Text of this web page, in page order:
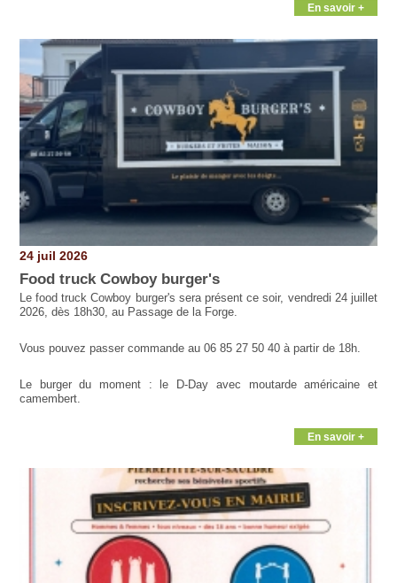
En savoir +
24 juil 2026
Food truck Cowboy burger's
Le food truck Cowboy burger's sera présent ce soir, vendredi 24 juillet
2026, dès 18h30, au Passage de la Forge.
Vous pouvez passer commande au 06 85 27 50 40 à partir de 18h.
Le burger du moment : le D-Day avec moutarde américaine et
camembert.
En savoir +